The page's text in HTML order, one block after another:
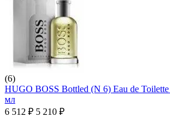
(6)
HUGO BOSS Bottled (N 6) Eau de Toilette
мл
6 512 ₽ 5 210 ₽